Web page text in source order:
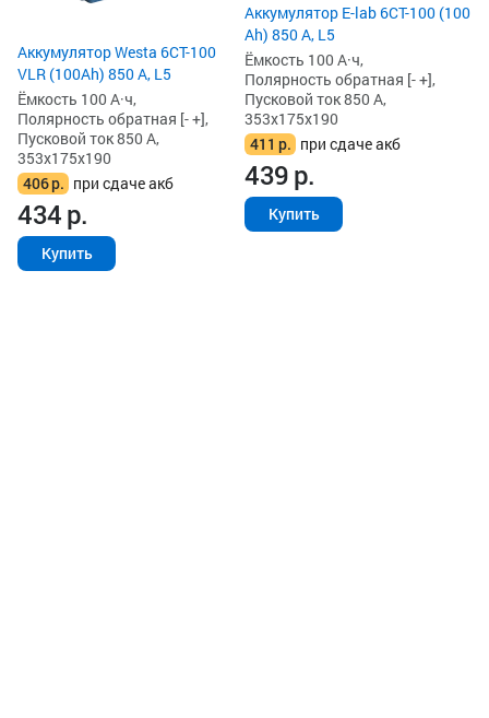
Аккумулятор Westa 6СТ-100
VLR (100Ah) 850 А, L5
Ёмкость 100 А·ч,
Полярность обратная [- +],
Пусковой ток 850 А,
353x175x190
406р. при сдаче акб
434р.
Купить
Аккумулятор E-lab 6СТ-100 (100
Ah) 850 А, L5
Ёмкость 100 А·ч,
Полярность обратная [- +],
Пусковой ток 850 А,
353x175x190
411 р. при сдаче акб
439р.
Купить